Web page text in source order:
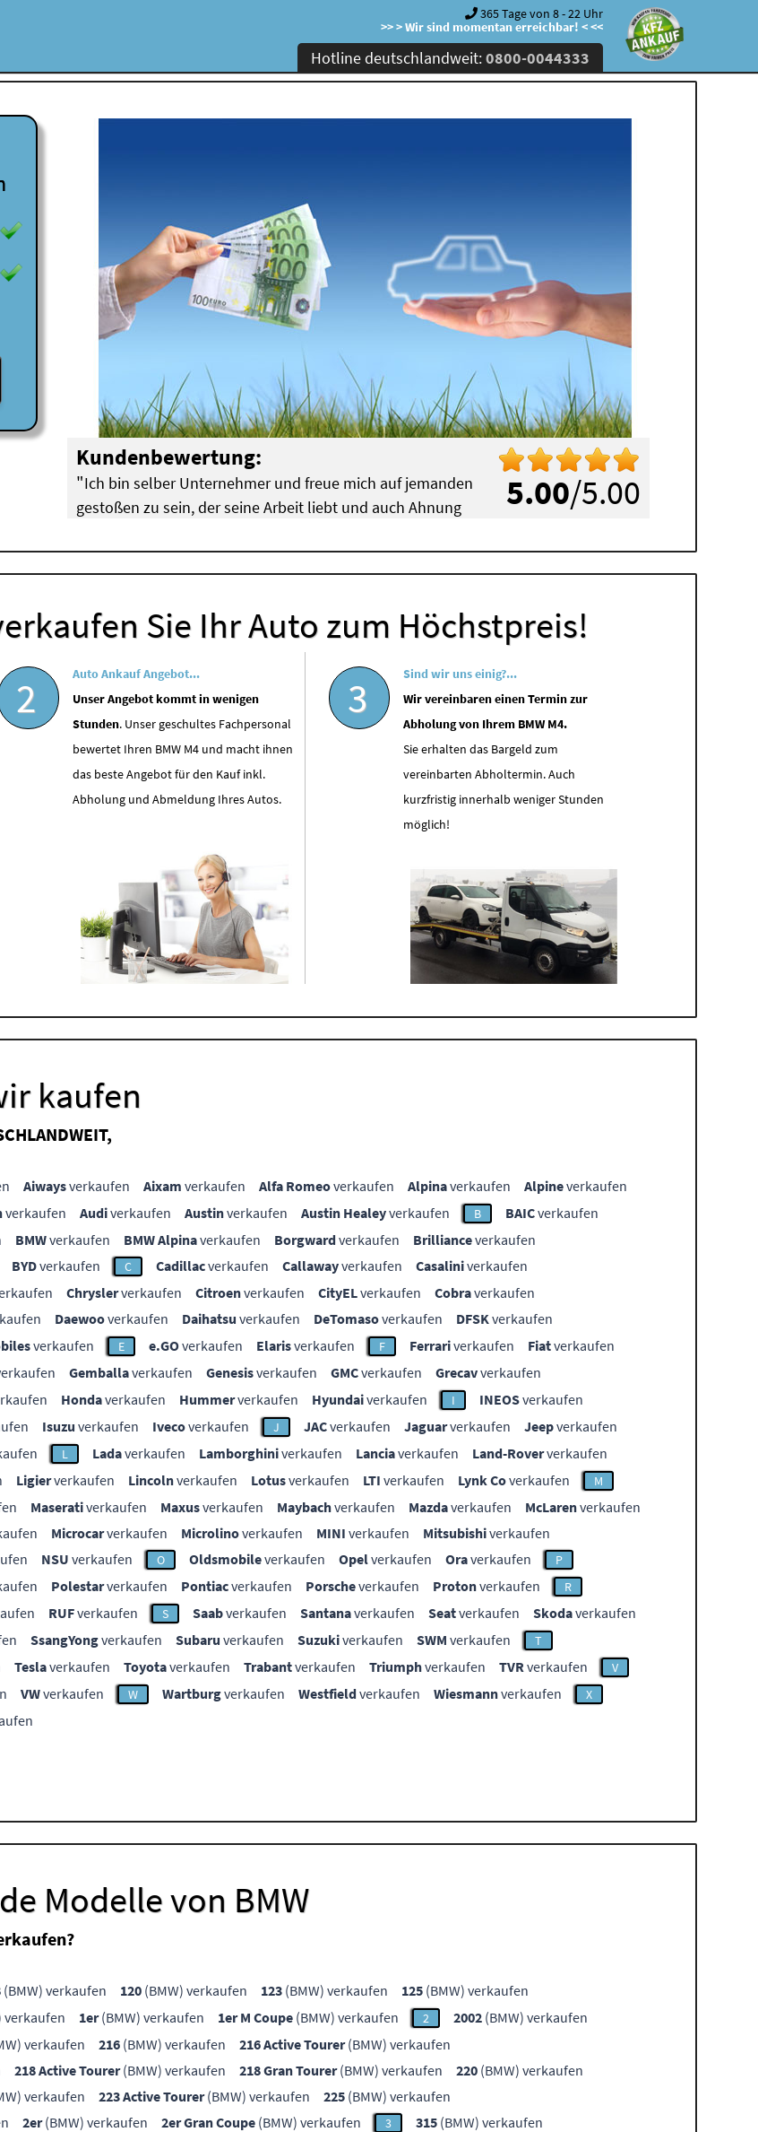
365 Tage von 8 - 22 Uhr
>> > Wir sind momentan erreichbar! < <<
Hotline deutschlandweit:0800-0044333
5.00/5.00
Kundenbewertung:
"Ich bin selber Unternehmer und freue mich auf jemanden
gestoßen zu sein, der seine Arbeit liebt und auch Ahnung
Breuer aus Köln Pulheim (BMW Motorschaden)
Sie Ihr Auto zum Höchstpreis!
2
Auto Ankauf Angebot...
Unser Angebot kommt in wenigen
Stunden. Unser geschultes Fachpersonal
bewertet Ihren BMW M4 und macht ihnen
das beste Angebot für den Kauf inkl.
Abholung und Abmeldung Ihres Autos.
3
Sind wir uns einig?...
Wir vereinbaren einen Termin zur
Abholung von Ihrem BMW M4.
Sie erhalten das Bargeld zum
vereinbarten Abholtermin. Auch
kurzfristig innerhalb weniger Stunden
möglich!
kaufen
Aiwaysverkaufen Aixam verkaufen Alfa Romeoverkaufen Alpinaverkaufen Alpineverkaufen
verkaufen Audiverkaufen Austinverkaufen Austin Healeyverkaufen B BAICverkaufen
BMWverkaufen BMW Alpinaverkaufen Borgwardverkaufen Brillianceverkaufen
BYDverkaufen C Cadillacverkaufen Callawayverkaufen Casaliniverkaufen
Chryslerverkaufen Citroenverkaufen CityELverkaufen Cobraverkaufen
Daewooverkaufen Daihatsu verkaufen DeTomasoverkaufen DFSKverkaufen
verkaufen E e.GOverkaufen Elarisverkaufen F Ferrariverkaufen Fiatverkaufen
Gemballaverkaufen Genesisverkaufen GMCverkaufen Grecavverkaufen
Hondaverkaufen Hummerverkaufen Hyundaiverkaufen I INEOSverkaufen
Isuzu verkaufen Ivecoverkaufen J JACverkaufen Jaguarverkaufen Jeepverkaufen
L Ladaverkaufen Lamborghiniverkaufen Lanciaverkaufen Land-Roververkaufen
Ligierverkaufen Lincolnverkaufen Lotusverkaufen LTI verkaufen Lynk Coverkaufen M
Maserativerkaufen Maxusverkaufen Maybachverkaufen Mazdaverkaufen McLarenverkaufen
Microcarverkaufen Microlinoverkaufen MINI verkaufen Mitsubishiverkaufen
NSU verkaufen O Oldsmobileverkaufen Opelverkaufen Oraverkaufen P
Polestarverkaufen Pontiacverkaufen Porscheverkaufen Protonverkaufen R
RUFverkaufen S Saabverkaufen Santanaverkaufen Seatverkaufen Skodaverkaufen
SsangYongverkaufen Subaru verkaufen Suzukiverkaufen SWM verkaufen T
Teslaverkaufen Toyotaverkaufen Trabantverkaufen Triumphverkaufen TVRverkaufen V
VWverkaufen W Wartburgverkaufen Westfieldverkaufen Wiesmannverkaufen X
Modelle von BMW
(BMW) verkaufen 120 (BMW) verkaufen 123 (BMW) verkaufen 125 (BMW) verkaufen
verkaufen 1er(BMW) verkaufen 1er M Coupe (BMW) verkaufen 2 2002 (BMW) verkaufen
verkaufen 216 (BMW) verkaufen 216 Active Tourer(BMW) verkaufen
218 Active Tourer(BMW) verkaufen 218 Gran Tourer(BMW) verkaufen 220 (BMW) verkaufen
verkaufen 223 Active Tourer(BMW) verkaufen 225 (BMW) verkaufen
2er(BMW) verkaufen 2er Gran Coupe (BMW) verkaufen 3 315 (BMW) verkaufen